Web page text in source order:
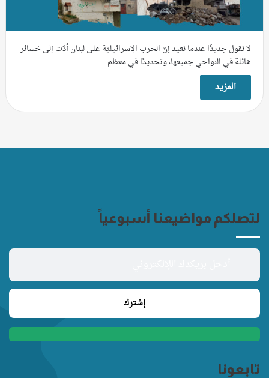
لا نقول جديدًا عندما نعيد إنّ الحرب الإسرائيليّة على لبنان أدّت إلى خسائر
هائلة في النواحي جميعها، وتحديدًا في معظم…
المزيد
لتصلكم مواضيعنا أسبوعياً
تابعونا